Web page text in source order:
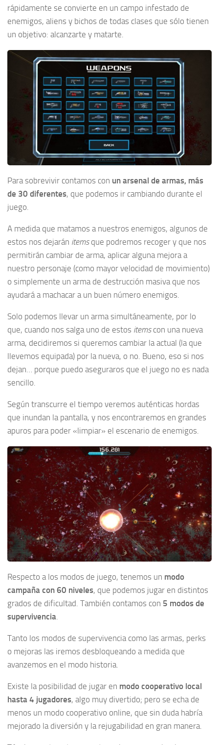
rápidamente se convierte en un campo infestado de
enemigos, aliens y bichos de todas clases que sólo tienen
un objetivo: alcanzarte y matarte.
Para sobrevivir contamos con un arsenal de armas, más
de 30 diferentes, que podemos ir cambiando durante el
juego.
A medida que matamos a nuestros enemigos, algunos de
estos nos dejarán itemsque podremos recoger y que nos
permitirán cambiar de arma, aplicar alguna mejora a
nuestro personaje (como mayor velocidad de movimiento)
o simplemente un arma de destrucción masiva que nos
ayudará a machacar a un buen número enemigos.
Solo podemos llevar un arma simultáneamente, por lo
que, cuando nos salga uno de estos itemscon una nueva
arma, decidiremos si queremos cambiar la actual (la que
llevemos equipada) por la nueva, o no. Bueno, eso si nos
dejan… porque puedo aseguraros que el juego no es nada
sencillo.
Según transcurre el tiempo veremos auténticas hordas
que inundan la pantalla, y nos encontraremos en grandes
apuros para poder «limpiar» el escenario de enemigos.
Respecto a los modos de juego, tenemos un modo
campaña con 60 niveles, que podemos jugar en distintos
grados de dificultad. También contamos con 5 modos de
supervivencia
Tanto los modos de supervivencia como las armas, perks
o mejoras las iremos desbloqueando a medida que
avanzemos en el modo historia.
Existe la posibilidad de jugar en modo cooperativo local
hasta 4 jugadores, algo muy divertido; pero se echa de
menos un modo cooperativo online, que sin duda habría
mejorado la diversión y la rejugabilidad en gran manera.